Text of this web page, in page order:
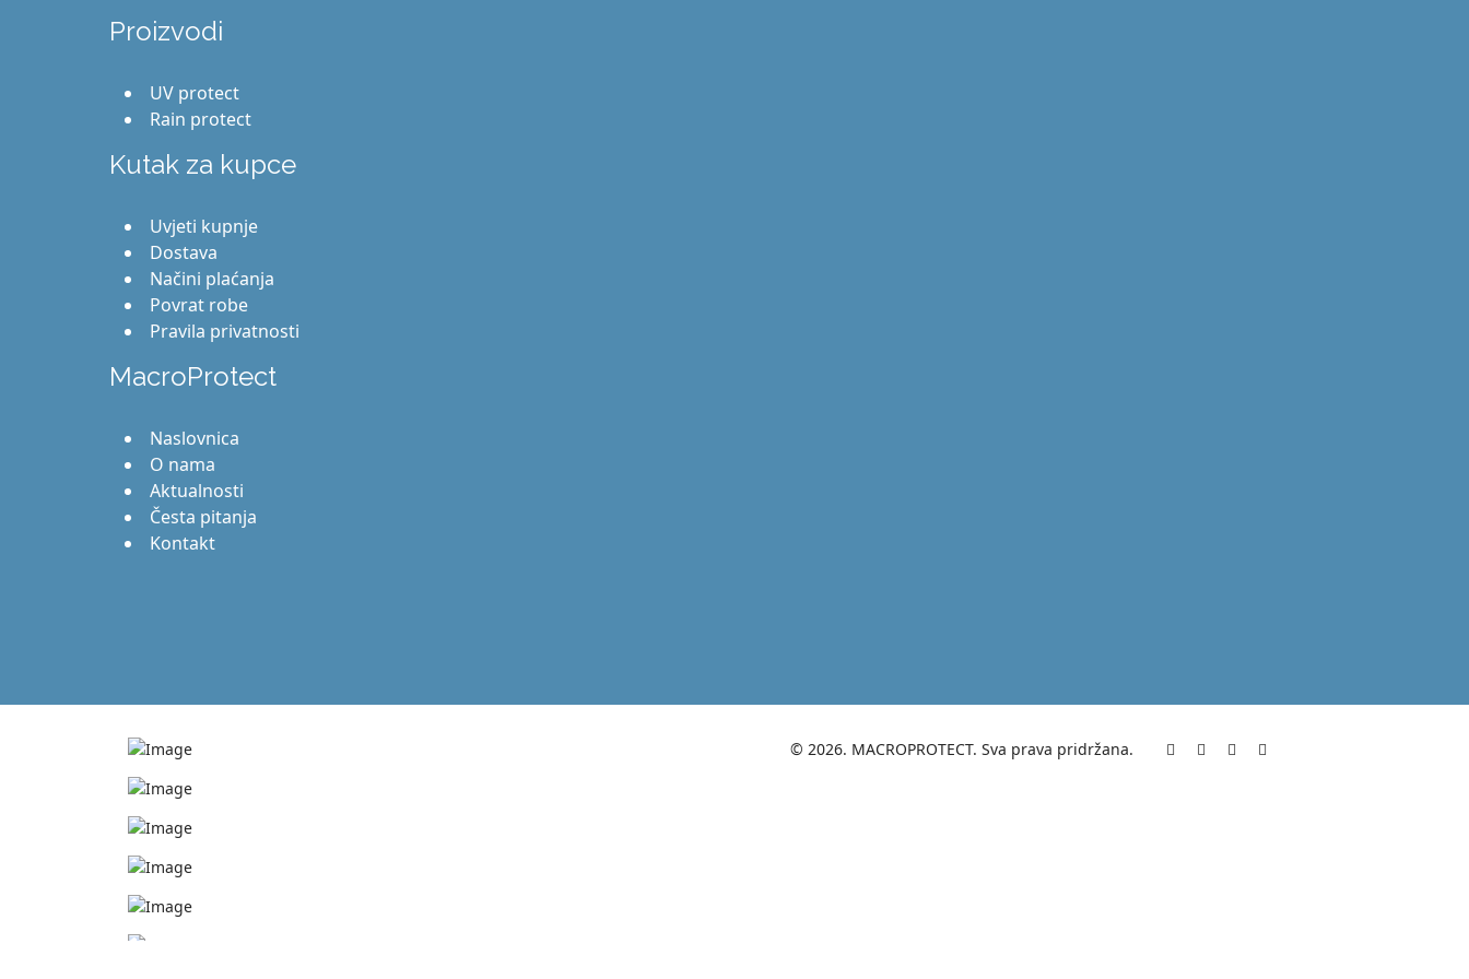
Proizvodi
UV protect
Rain protect
Kutak za kupce
Uvjeti kupnje
Dostava
Načini plaćanja
Povrat robe
Pravila privatnosti
MacroProtect
Naslovnica
O nama
Aktualnosti
Česta pitanja
Kontakt
© 2026. MACROPROTECT. Sva prava pridržana.